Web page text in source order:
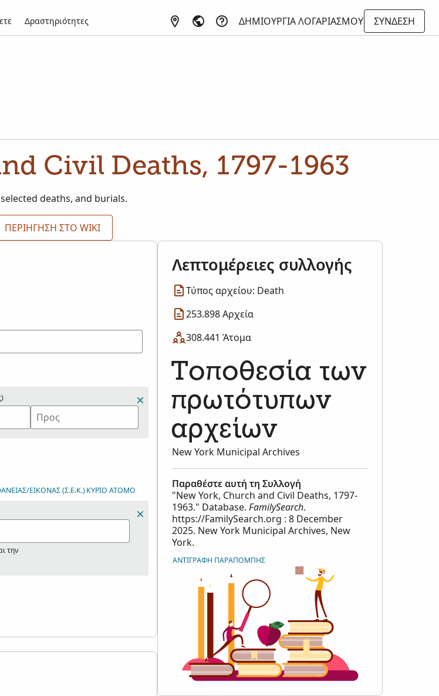
Δραστηριότητες ΔΗΜΙΟΥΡΓΊΑ ΛΟΓΑΡΙΑΣΜΟΎ
ΣΎΝΔΕΣΗ
Civil Deaths, 1797-1963
deaths, and burials.
ΠΕΡΙΉΓΗΣΗ ΣΤΟ WIKI
ΕΙΚΌΝΑΣ (Σ.Ε.Κ.)ΚΎΡΙΟ ΆΤΟΜΟ
την
Λεπτομέρειες συλλογής
Τύπος αρχείου: Death
253.898 Αρχεία
308.441 Άτομα
Τοποθεσία των
πρωτότυπων
αρχείων
New York Municipal Archives
Παραθέστε αυτή τη Συλλογή
"New York, Church and Civil Deaths, 1797-
1963." Database. FamilySearch.
https://FamilySearch.org : 8 December
2025. New York Municipal Archives, New
York.
ΑΝΤΙΓΡΑΦΉ ΠΑΡΑΠΟΜΠΉΣ